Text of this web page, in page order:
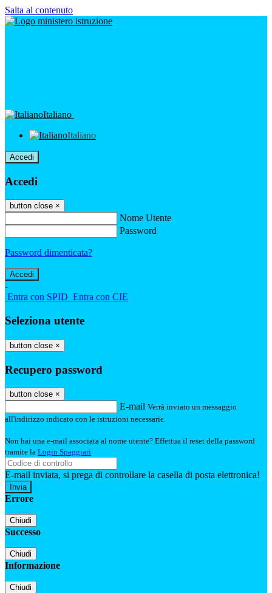
Salta al contenuto
Italiano
Italiano
Accedi
Accedi
button close ×
Nome Utente
Password
Password dimenticata?
-
Entra con SPID Entra con CIE
Seleziona utente
button close ×
Recupero password
button close ×
E-mail Verrà inviato un messaggio
all'indirizzo indicato con le istruzioni necessarie.
Non hai una e-mail associata al nome utente? Effettua il reset della password
tramite la Login Spaggiari
E-mail inviata, si prega di controllare la casella di posta elettronica!
Errore
Chiudi
Successo
Chiudi
Informazione
Chiudi